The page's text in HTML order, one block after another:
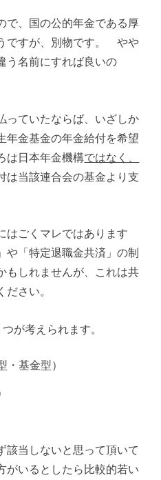
で、国の公的年金である厚
ですが、別物です。 やや
名前にすれば良いの
っていたならば、いざしか
年金基金の年金給付を希望
は日本年金機構ではなく、
当該連合会の基金より支
はごくマレではあります
や「特定退職金共済」の制
もしれませんが、これは共
さい。
が考えられます。
・基金型）
該当しないと思って頂いて
いるとしたら比較的若い